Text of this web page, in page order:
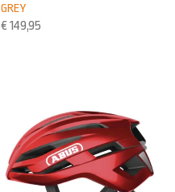
GREY
€ 149,95